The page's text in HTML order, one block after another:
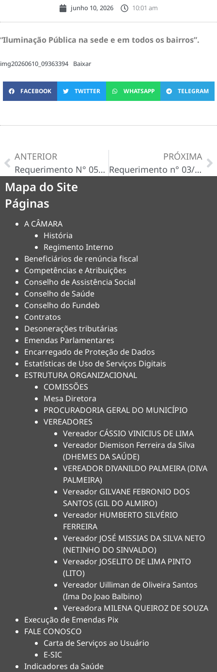
junho 10, 2026 10:01 am
‘‘Iluminação Pública na sede e em todos os bairros”.
img20260610_09363394 Baixar
FACEBOOK TWITTER WHATSAPP TELEGRAM
ANTERIOR
Requerimento N° 05/2026
PRÓXIMA
Requerimento n° 03/2026.
Mapa do Site
Páginas
A CÂMARA
História
Regimento Interno
Beneficiários de renúncia fiscal
Competências e Atribuições
Conselho de Assistência Social
Conselho de Saúde
Conselho do Fundeb
Contratos
Desonerações tributárias
Emendas Parlamentares
Encarregado de Proteção de Dados
Estatísticas de Uso de Serviços Digitais
ESTRUTURA ORGANIZACIONAL
COMISSÕES
Mesa Diretora
PROCURADORIA GERAL DO MUNICÍPIO
VEREADORES
Vereador CÁSSIO VINICIUS DE LIMA
Vereador Diemison Ferreira da Silva
(DHEMES DA SAÚDE)
VEREADOR DIVANILDO PALMEIRA (DIVA
PALMEIRA)
Vereador GILVANE FEBRONIO DOS
SANTOS (GIL DO ALMIRO)
Vereador HUMBERTO SILVÉRIO
FERREIRA
Vereador JOSÉ MISSIAS DA SILVA NETO
(NETINHO DO SINVALDO)
Vereador JOSELITO DE LIMA PINTO
(LITO)
Vereador Uilliman de Oliveira Santos
(Ima Do Joao Balbino)
Vereadora MILENA QUEIROZ DE SOUZA
Execução de Emendas Pix
FALE CONOSCO
Carta de Serviços ao Usuário
E-SIC
Indicadores da Saúde